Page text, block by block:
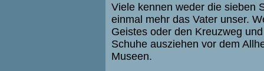
Viele kennen weder die sieben
einmal mehr das Vater unser.
Geistes oder den Kreuzweg
Schuhe ausziehen vor dem
Museen.